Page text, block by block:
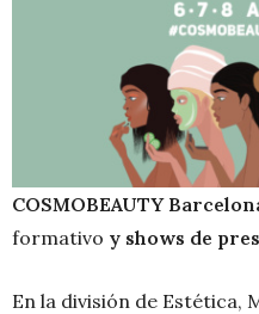
COSMOBEAUTY
formativo y shows de
En la división de Estética,